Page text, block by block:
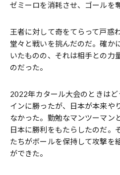
ゼミーロを消耗させ、ゴールを
王者に対して奇をてらって戸惑
堂々と戦いを挑んだのだ。確か
いたものの、それは相手との力
のだった。
2022年カタール大会のときは
インに勝ったが、日本が本来や
なかった。勤勉なマンツーマン
日本に勝利をもたらしたのだ。
たちがボールを保持して攻撃を
ができた。